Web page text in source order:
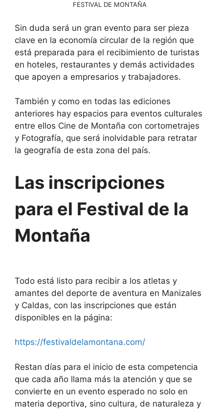
FESTIVAL DE MONTAÑA
Sin duda será un gran evento para ser pieza
clave en la economía circular de la región que
está preparada para el recibimiento de turistas
en hoteles, restaurantes y demás actividades
que apoyen a empresarios y trabajadores.
También y como en todas las ediciones
anteriores hay espacios para eventos culturales
entre ellos Cine de Montaña con cortometrajes
y Fotografía, que será inolvidable para retratar
la geografía de esta zona del país.
Las inscripciones
para el Festival de la
Montaña
Todo está listo para recibir a los atletas y
amantes del deporte de aventura en Manizales
y Caldas, con las inscripciones que están
disponibles en la página:
https://festivaldelamontana.com/
Restan días para el inicio de esta competencia
que cada año llama más la atención y que se
convierte en un evento esperado no solo en
materia deportiva, sino cultura, de naturaleza y